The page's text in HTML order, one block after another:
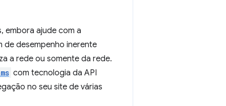
embora ajude com a
de desempenho inerente
a rede ou somente da rede.
com tecnologia da API
no seu site de várias